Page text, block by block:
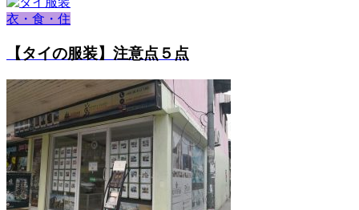
衣・食・住
【タイの服装】注意点５点